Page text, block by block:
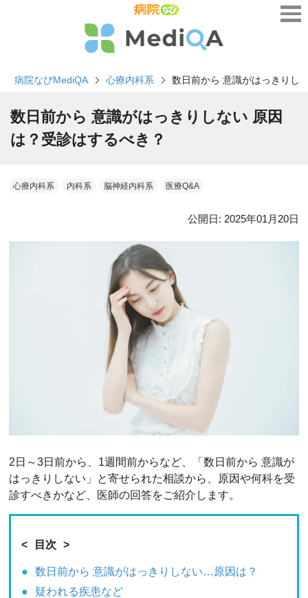
病院なびMediQA 心療内科系 数日前から 意識がはっきりし
数日前から 意識がはっきりしない 原因
は？受診はするべき？
心療内科系 内科系 脳神経内科系 医療Q&A
公開日: 2025年01月20日
2日～3日前から、1週間前からなど、「数日前から 意識が
はっきりしない」と寄せられた相談から、原因や何科を受
診すべきかなど、医師の回答をご紹介します。
目次
数日前から 意識がはっきりしない…原因は？
疑われる疾患など